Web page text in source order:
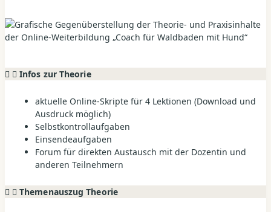
Infos zur Theorie
aktuelle Online-Skripte für 4 Lektionen (Download und
Ausdruck möglich)
Selbstkontrollaufgaben
Einsendeaufgaben
Forum für direkten Austausch mit der Dozentin und
anderen Teilnehmern
Themenauszug Theorie